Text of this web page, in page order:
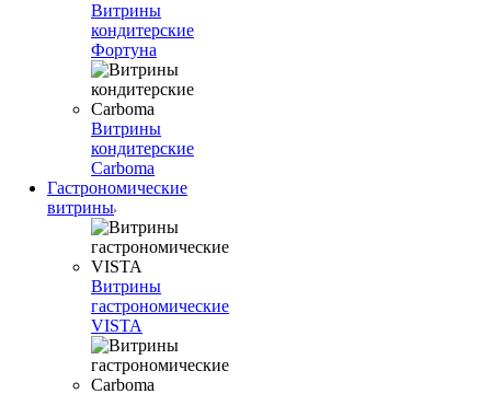
Витрины
кондитерские
Фортуна
Витрины
кондитерские
Carboma
Гастрономические
витрины
Витрины
гастрономические
VISTA